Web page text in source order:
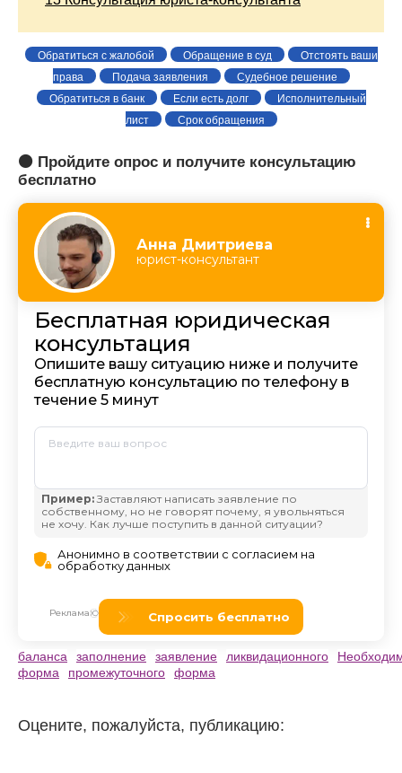
Обратиться с жалобой Обращение в суд
Отстоять ваши
права
Подача заявления
Судебное решение
Обратиться в банк
Если есть долг
Исполнительный
лист
Срок обращения
🟠 Пройдите опрос и получите консультацию
бесплатно
баланса заполнение заявление ликвидационного
форма
промежуточного форма
Оцените, пожалуйста, публикацию: